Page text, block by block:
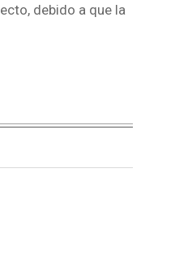
debido a que la